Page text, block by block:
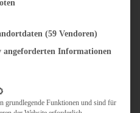
(59 Vendoren)
angeforderten Informationen
für die eine Einwilligung erteilt werden
grundlegende Funktionen und sind für